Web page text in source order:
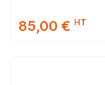
85,00 € HT